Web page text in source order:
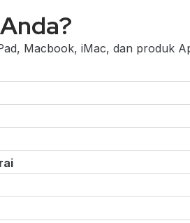
Macbook, iMac, dan produk